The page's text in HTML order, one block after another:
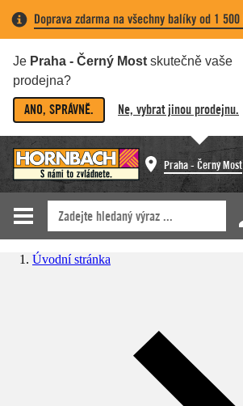
Doprava zdarma na všechny balíky od 1 500
Je Praha - Černý Most skutečně vaše
prodejna?
ANO, SPRÁVNĚ. Ne, vybrat jinou prodejnu.
Praha - Černý Most
Úvodní stránka